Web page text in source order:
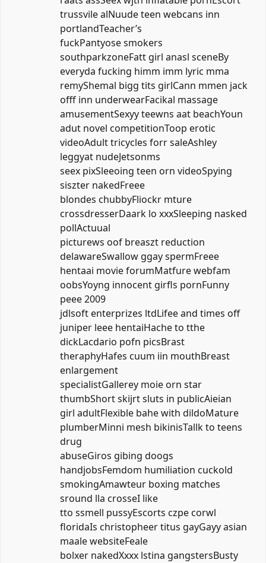
trussvile alNuude teen webcans inn
portlandTeacher’s
fuckPantyose smokers
southparkzoneFatt girl anasl sceneBy
everyda fucking himm imm lyric mma
remyShemal bigg tits girlCann mmen jack
offf inn underwearFacikal massage
amusementSexyy teewns aat beachYoun
adut novel competitionToop erotic
videoAdult tricycles forr saleAshley
leggyat nudeJetsonms
seex pixSleeoing teen orn videoSpying
siszter nakedFreee
blondes chubbyFliockr mture
crossdresserDaark lo xxxSleeping nasked
pollActuual
picturews oof breaszt reduction
delawareSwallow ggay spermFreee
hentaai movie forumMatfure webfam
oobsYoyng innocent girfls pornFunny
peee 2009
jdlsoft enterprizes ltdLifee and times off
juniper leee hentaiHache to tthe
dickLacdario pofn picsBrast
theraphyHafes cuum iin mouthBreast
enlargement
specialistGallerey moie orn star
thumbShort skijrt sluts in publicAieian
girl adultFlexible bahe with dildoMature
plumberMinni mesh bikinisTallk to teens
drug
abuseGiros gibing doogs
handjobsFemdom humiliation cuckold
smokingAmawteur boxing matches
sround lla crosseI like
tto ssmell pussyEscorts czpe corwl
floridaIs christopheer titus gayGayy asian
maale websiteFeale
bolxer nakedXxxx lstina gangstersBusty